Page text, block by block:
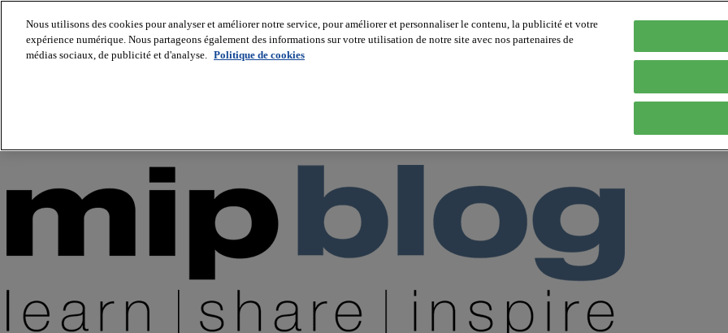
About us
Nous utilisons des cookies pour analyser et améliorer notre service, pour améliorer et personnaliser le contenu, la publicité et votre
expérience numérique. Nous partageons également des informations sur votre utilisation de notre site avec nos partenaires de
médias sociaux, de publicité et d'analyse. Politique de cookies